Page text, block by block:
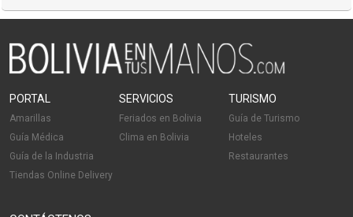
PORTAL
Amarillas
Guía Médica
Guía de la Industria
Tiendas Online Delivery
SERVICIOS
Feriados en Bolivia
Clima en Bolivia
TURISMO
Guía de Turismo
Hoteles
Restaurantes